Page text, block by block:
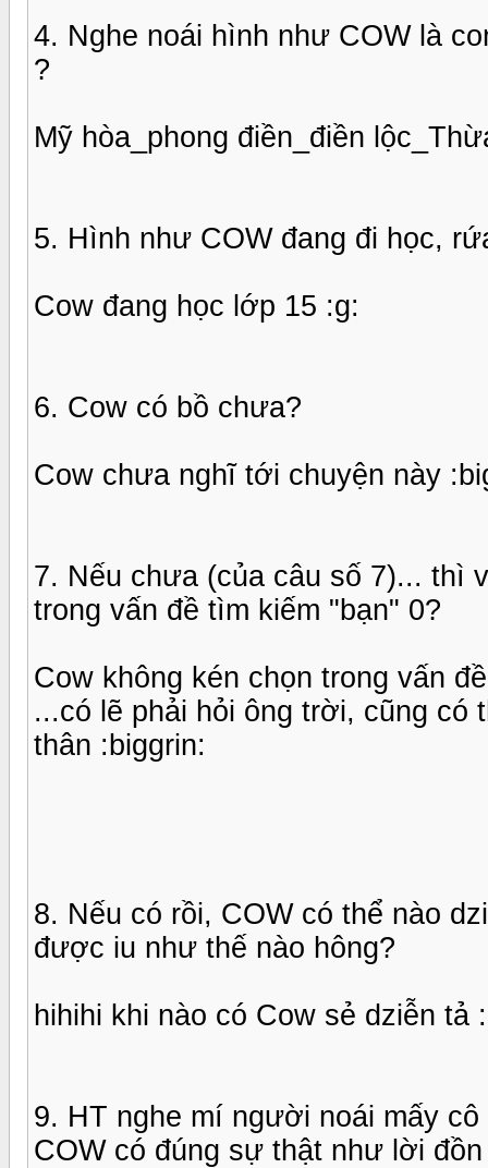
4. Nghe noái hình như COW là
?
Mỹ hòa_phong điền_điền
5. Hình như COW đang đi học,
Cow đang học lớp 15 :g:
6. Cow có bồ chưa?
Cow chưa nghĩ tới chuyện này
7. Nếu chưa (của câu số 7)... thì
trong vấn đề tìm kiếm "bạn" 0?
Cow không kén chọn trong vấn
...có lẽ phải hỏi ông trời, cũng có
thân :biggrin:
8. Nếu có rồi, COW có thể nào
được iu như thế nào hông?
hihihi khi nào có Cow sẻ dziễn tả
9. HT nghe mí người noái mấy
COW có đúng sự thật như lời